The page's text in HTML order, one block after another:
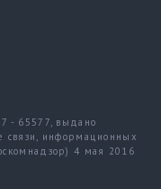
- 65577, выдано
связи, информационных
4 мая 2016